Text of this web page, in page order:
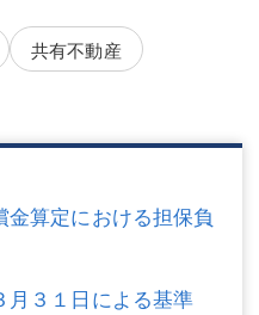
共有不動産
算定における担保負
３１日による基準